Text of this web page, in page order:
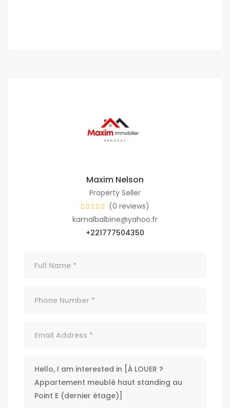
Maxim Nelson
Property Seller
(0 reviews)
kamalbalbine@yahoo.fr
+221777504350